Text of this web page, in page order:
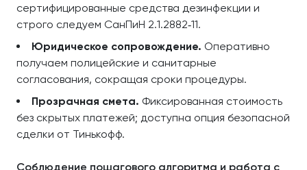
сертифицированные средства дезинфекции и
строго следуем СанПиН 2.1.2882‑11.
Юридическое сопровождение. Оперативно
получаем полицейские и санитарные
согласования, сокращая сроки процедуры.
Прозрачная смета. Фиксированная стоимость
без скрытых платежей; доступна опция безопасной
сделки от Тинькофф.
Соблюдение пошагового алгоритма и работа с